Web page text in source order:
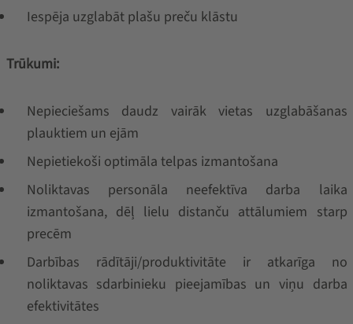
Iespēja uzglabāt plašu preču klāstu
Trūkumi:
Nepieciešams daudz vairāk vietas uzglabāšanas
plauktiem un ejām
Nepietiekoši optimāla telpas izmantošana
Noliktavas personāla neefektīva darba laika
izmantošana, dēļ lielu distanču attālumiem starp
precēm
Darbības rādītāji/produktivitāte ir atkarīga no
noliktavas sdarbinieku pieejamības un viņu darba
efektivitātes